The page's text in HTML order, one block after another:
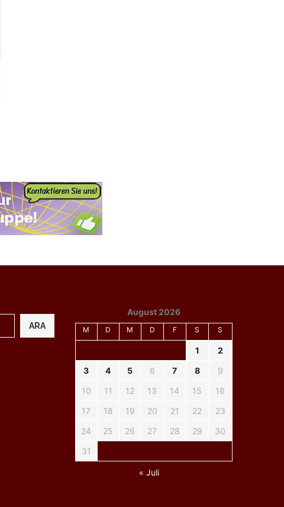
ARA
August 2026
M D M D F S S
1
2
3
4 5 6 7 8
9
10
11 12 13 14 15
16
17
18 19 20 21 22
23
24
25 26 27 28 29
30
31
« Juli